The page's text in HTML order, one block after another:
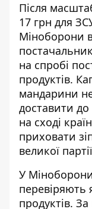
Після
17 грн для
Міноборони
на спробі
продуктів.
мандарини
доставити до
на сході
приховати
великої
У
перевіряють
продуктів.